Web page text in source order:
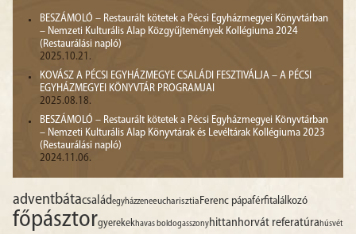
BESZÁMOLÓ – Restaurált kötetek a Pécsi Egyházmegyei Könyvtárban
– Nemzeti Kulturális Alap Közgyűjtemények Kollégiuma 2024
(Restaurálási napló)
2025.10.21.
KOVÁSZ A PÉCSI EGYHÁZMEGYE CSALÁDI FESZTIVÁLJA – A PÉCSI
EGYHÁZMEGYEI KÖNYVTÁR PROGRAMJAI
2025.08.18.
BESZÁMOLÓ – Restaurált kötetek a Pécsi Egyházmegyei Könyvtárban
– Nemzeti Kulturális Alap Könyvtárak és Levéltárak Kollégiuma 2023
(Restaurálási napló)
2024.11.06.
adventbátacsaládegyházzeneeucharisztia Ferenc pápaférfitalálkozó
főpásztorgyerekekhavas boldogasszonyhittanhorvát referatúrahúsvét